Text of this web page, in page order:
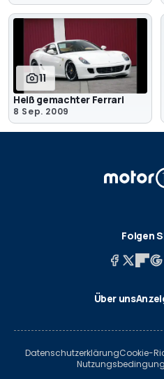
11
Heiß gemachter Ferrari
8 Sep. 2009
Folgen
Über uns
DatenschutzerklärungCookie-